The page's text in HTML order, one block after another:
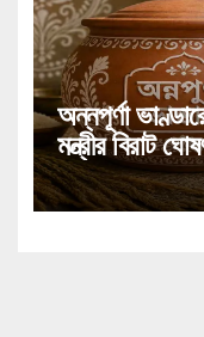
অন্নপূর্ণা
মন্ত্রীর বিরাট